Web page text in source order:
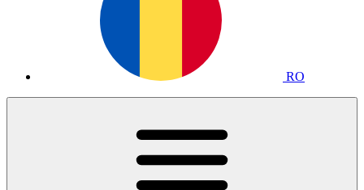
RO